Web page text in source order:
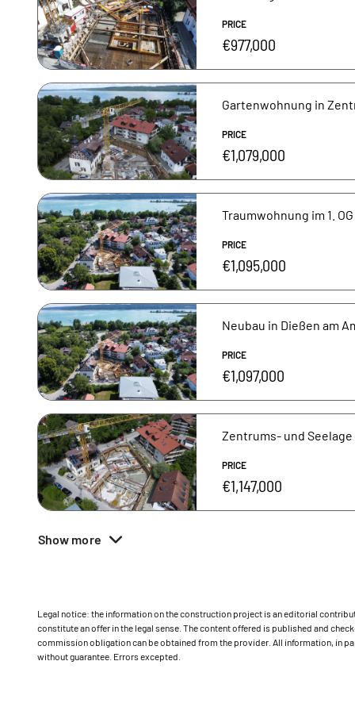
PRICE
€977,000
Gartenwohnung in
PRICE
€1,079,000
Traumwohnung im 1. OG
PRICE
€1,095,000
Neubau in Dießen am
PRICE
€1,097,000
Zentrums- und
PRICE
€1,147,000
Show more
Legal notice: the information on the construction project is an editorial
constitute an offer in the legal sense. The content offered is published and
commission obligation can be obtained from the provider. All information, in
without guarantee. Errors excepted.